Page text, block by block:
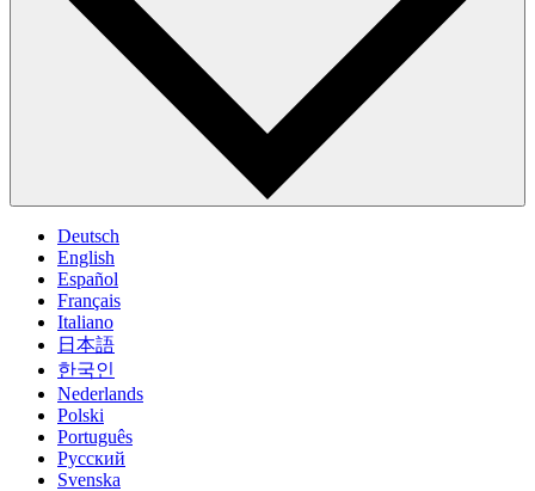
Deutsch
English
Español
Français
Italiano
日本語
한국인
Nederlands
Polski
Português
Pусский
Svenska